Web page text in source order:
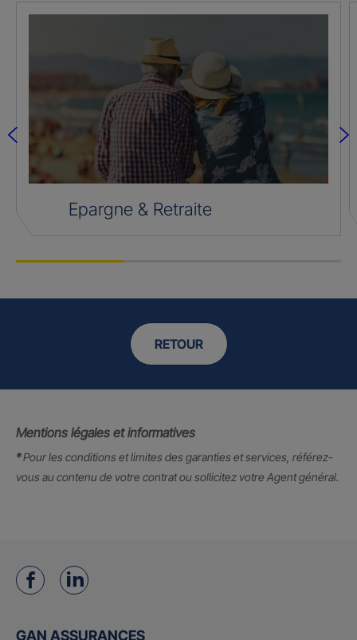
Epargne & Retraite
RETOUR
Mentions légales et informatives
*Pour les conditions et limites des garanties et services, référez-
vous au contenu de votre contrat ou sollicitez votre Agent général.
GAN ASSURANCES